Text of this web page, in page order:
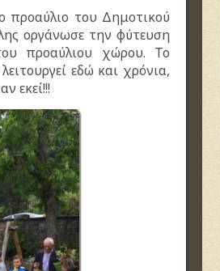
προαύλιο του Δημοτικού
οργάνωσε την φύτευση
προαύλιου χώρου. Το
εδώ και χρόνια,
εκεί!!!